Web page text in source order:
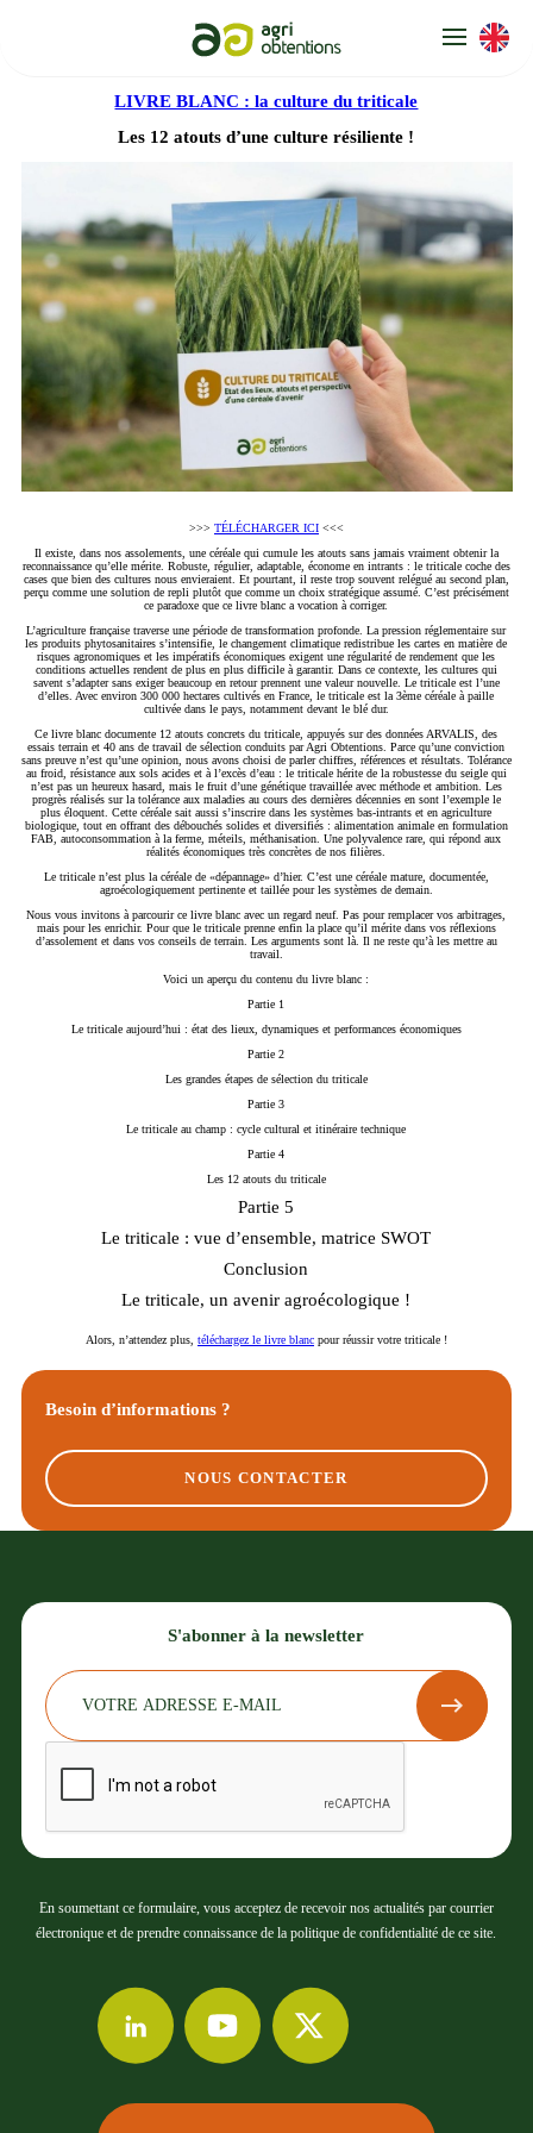
LIVRE BLANC : la culture du triticale
Les 12 atouts d’une culture résiliente !
>>> TÉLÉCHARGER ICI <<<
Il existe, dans nos assolements, une céréale qui cumule les atouts sans jamais vraiment obtenir la
reconnaissance qu’elle mérite. Robuste, régulier, adaptable, économe en intrants : le triticale coche des
cases que bien des cultures nous envieraient. Et pourtant, il reste trop souvent relégué au second plan,
perçu comme une solution de repli plutôt que comme un choix stratégique assumé. C’est précisément
ce paradoxe que ce livre blanc a vocation à corriger.
L’agriculture française traverse une période de transformation profonde. La pression réglementaire sur
les produits phytosanitaires s’intensifie, le changement climatique redistribue les cartes en matière de
risques agronomiques et les impératifs économiques exigent une régularité de rendement que les
conditions actuelles rendent de plus en plus difficile à garantir. Dans ce contexte, les cultures qui
savent s’adapter sans exiger beaucoup en retour prennent une valeur nouvelle. Le triticale est l’une
d’elles. Avec environ 300 000 hectares cultivés en France, le triticale est la 3ème céréale à paille
cultivée dans le pays, notamment devant le blé dur.
Ce livre blanc documente 12 atouts concrets du triticale, appuyés sur des données ARVALIS, des
essais terrain et 40 ans de travail de sélection conduits par Agri Obtentions. Parce qu’une conviction
sans preuve n’est qu’une opinion, nous avons choisi de parler chiffres, références et résultats. Tolérance
au froid, résistance aux sols acides et à l’excès d’eau : le triticale hérite de la robustesse du seigle qui
n’est pas un heureux hasard, mais le fruit d’une génétique travaillée avec méthode et ambition. Les
progrès réalisés sur la tolérance aux maladies au cours des dernières décennies en sont l’exemple le
plus éloquent. Cette céréale sait aussi s’inscrire dans les systèmes bas-intrants et en agriculture
biologique, tout en offrant des débouchés solides et diversifiés : alimentation animale en formulation
FAB, autoconsommation à la ferme, méteils, méthanisation. Une polyvalence rare, qui répond aux
réalités économiques très concrètes de nos filières.
Le triticale n’est plus la céréale de «dépannage» d’hier. C’est une céréale mature, documentée,
agroécologiquement pertinente et taillée pour les systèmes de demain.
Nous vous invitons à parcourir ce livre blanc avec un regard neuf. Pas pour remplacer vos arbitrages,
mais pour les enrichir. Pour que le triticale prenne enfin la place qu’il mérite dans vos réflexions
d’assolement et dans vos conseils de terrain. Les arguments sont là. Il ne reste qu’à les mettre au
travail.
Voici un aperçu du contenu du livre blanc :
Partie 1
Le triticale aujourd’hui : état des lieux, dynamiques et performances économiques
Partie 2
Les grandes étapes de sélection du triticale
Partie 3
Le triticale au champ : cycle cultural et itinéraire technique
Partie 4
Les 12 atouts du triticale
Partie 5
Le triticale : vue d’ensemble, matrice SWOT
Conclusion
Le triticale, un avenir agroécologique !
Alors, n’attendez plus, téléchargez le livre blanc pour réussir votre triticale !
Besoin d’informations ?
NOUS CONTACTER
S'abonner à la newsletter
En soumettant ce formulaire, vous acceptez de recevoir nos actualités par courrier
électronique et de prendre connaissance de la politique de confidentialité de ce site.